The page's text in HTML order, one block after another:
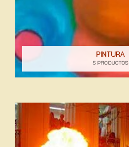
PINTURA
5 PRODUCTOS